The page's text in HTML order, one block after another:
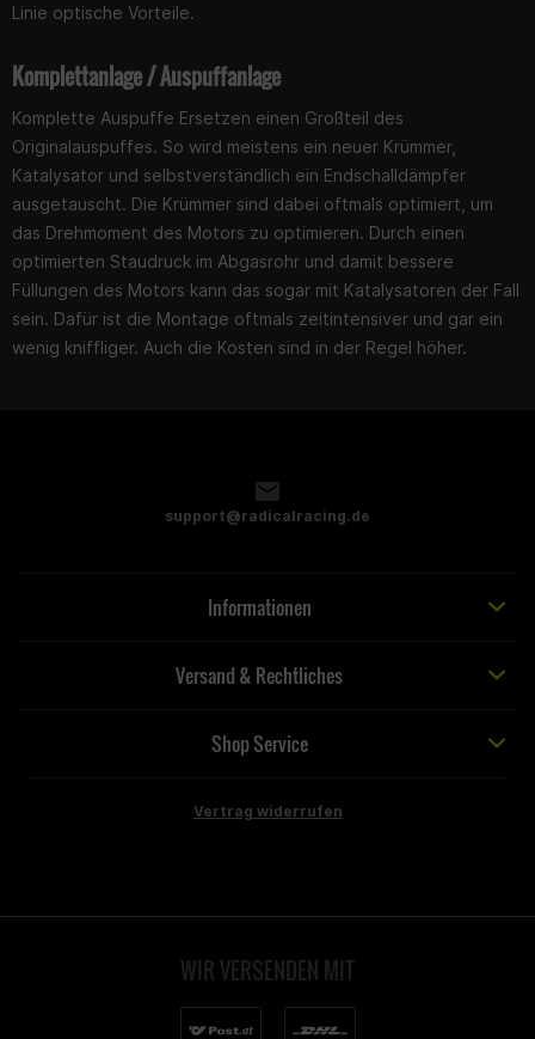
Linie optische Vorteile.
Komplettanlage / Auspuffanlage
Komplette Auspuffe Ersetzen einen Großteil des
Originalauspuffes. So wird meistens ein neuer Krümmer,
Katalysator und selbstverständlich ein Endschalldämpfer
ausgetauscht. Die Krümmer sind dabei oftmals optimiert, um
das Drehmoment des Motors zu optimieren. Durch einen
optimierten Staudruck im Abgasrohr und damit bessere
Füllungen des Motors kann das sogar mit Katalysatoren der Fall
sein. Dafür ist die Montage oftmals zeitintensiver und gar ein
wenig kniffliger. Auch die Kosten sind in der Regel höher.
support@radicalracing.de
Informationen
Versand & Rechtliches
Shop Service
Vertrag widerrufen
WIR VERSENDEN MIT